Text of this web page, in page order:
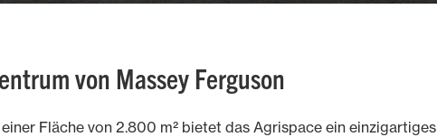
von Massey Ferguson
Fläche von 2.800 m² bietet das Agrispace ein einzigartiges